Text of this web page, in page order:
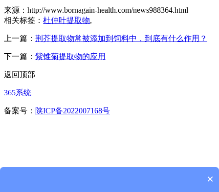
来源：http://www.bornagain-health.com/news988364.html
相关标签： 杜仲叶提取物,
上一篇： 荆芥提取物常被添加到饲料中，到底有什么作用？
下一篇： 紫锥菊提取物的应用
返回顶部
365系统
备案号： 陕ICP备2022007168号
×